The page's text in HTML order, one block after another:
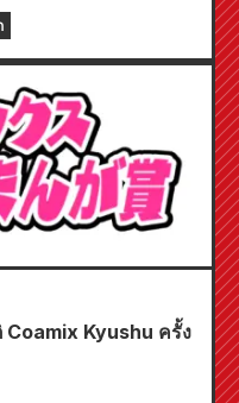
ที่ 24 กรกฎาคม!!
Coamix Kyushu ครั้ง